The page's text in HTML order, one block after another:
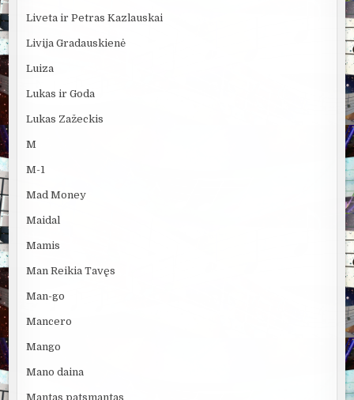
Liveta ir Petras Kazlauskai
Livija Gradauskienė
Luiza
Lukas ir Goda
Lukas Zažeckis
M
M-1
Mad Money
Maidal
Mamis
Man Reikia Tavęs
Man-go
Mancero
Mango
Mano daina
Mantas patsmantas